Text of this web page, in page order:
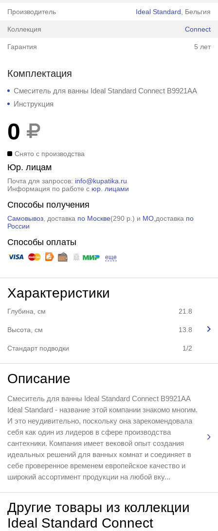
Производитель Ideal Standard , Бельгия
Коллекция Connect
Гарантия 5 лет
Комплектация
Смеситель для ванны Ideal Standard Connect B9921AA
Инструкция
0
Снято с производства
Юр. лицам
Почта для запросов: info@kupatika.ru
Информация по работе с юр. лицами
Способы получения
Самовывоз, доставка по Москве(290 р. ) и МО,доставка по
России
Способы оплаты
еще
Характеристики
Глубина, см 21.8
Высота, см 13.8
Стандарт подводки 1/2
Описание
Смеситель для ванны Ideal Standard Connect B9921AA
Ideal Standard - название этой компании знакомо многим.
И это неудивительно, поскольку она зарекомендовала
себя как один из лидеров в сфере производства
сантехники. Компания имеет вековой опыт создания
идеальных решений для ванных комнат и соединяет в
себе проверенное временем европейское качество и
широкий ассортимент продукции на любой вку...
Другие товары из коллекции
Ideal Standard Connect